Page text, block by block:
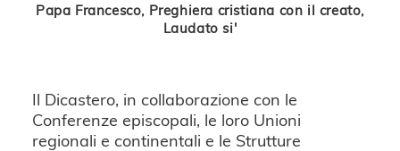
Papa Francesco, Preghiera cristiana con il creato,
Laudato si'
Il Dicastero, in collaborazione con le
Conferenze episcopali, le loro Unioni
regionali e continentali e le Strutture